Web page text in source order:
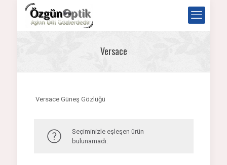
Versace
Versace Güneş Gözlüğü
Seçiminizle eşleşen ürün
bulunamadı.